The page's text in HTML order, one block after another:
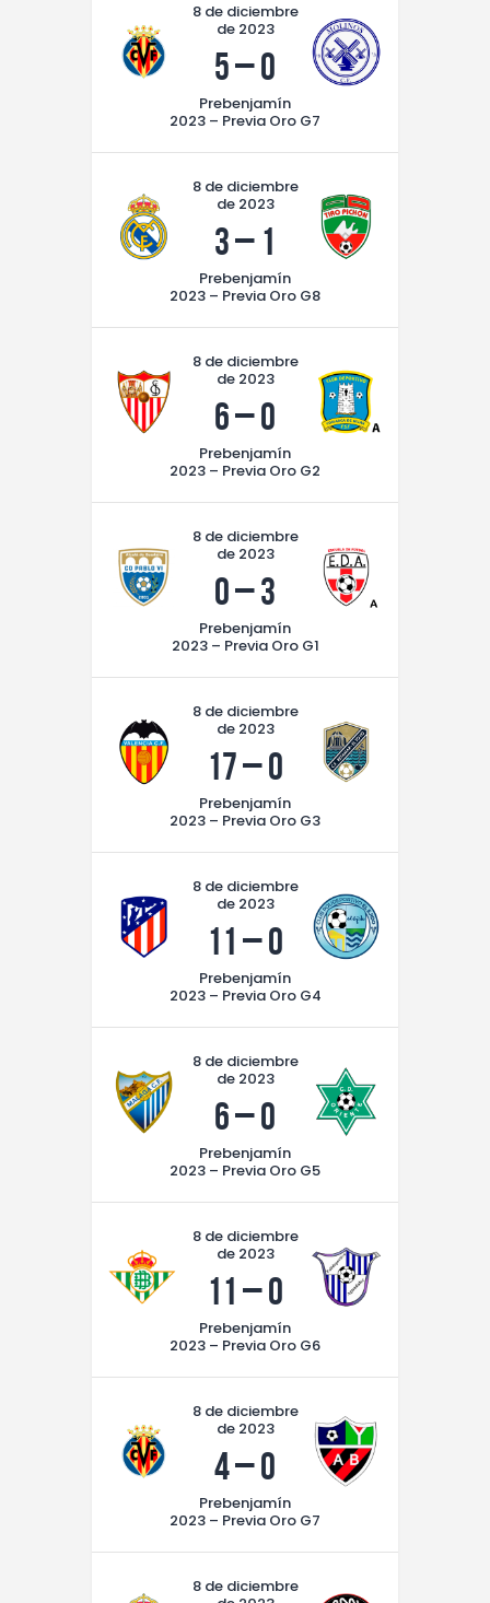
8 de diciembre
de 2023
5–0
Prebenjamín
2023 – Previa Oro G7
8 de diciembre
de 2023
3– 1
Prebenjamín
2023 – Previa Oro G8
8 de diciembre
de 2023
6–0
Prebenjamín
2023 – Previa Oro G2
8 de diciembre
de 2023
0–3
Prebenjamín
2023 – Previa Oro G1
8 de diciembre
de 2023
17–0
Prebenjamín
2023 – Previa Oro G3
8 de diciembre
de 2023
11 –0
Prebenjamín
2023 – Previa Oro G4
8 de diciembre
de 2023
6–0
Prebenjamín
2023 – Previa Oro G5
8 de diciembre
de 2023
11 –0
Prebenjamín
2023 – Previa Oro G6
8 de diciembre
de 2023
4–0
Prebenjamín
2023 – Previa Oro G7
8 de diciembre